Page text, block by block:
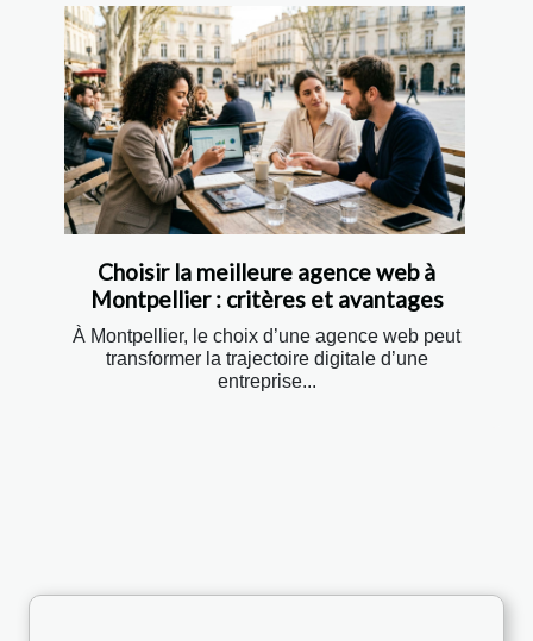
Choisir la meilleure agence web à
Montpellier : critères et avantages
À Montpellier, le choix d’une agence web peut
transformer la trajectoire digitale d’une
entreprise...